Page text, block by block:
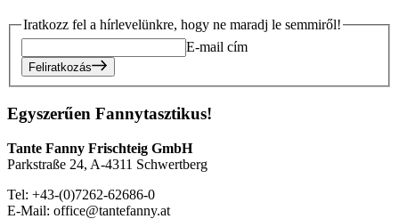
Iratkozz fel a hírlevelünkre, hogy ne maradj le semmiről!
E-mail cím
Feliratkozás
Egyszerűen Fannytasztikus!
Tante Fanny Frischteig GmbH
Parkstraße 24, A-4311 Schwertberg
Tel: +43-(0)7262-62686-0
E-Mail: office@tantefanny.at